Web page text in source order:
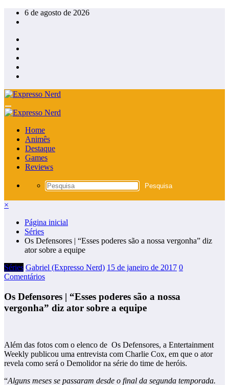
Pular
para
conteúdo
6 de agosto de 2026
Home
Animês
Destaque
Games
Reviews
×
Página inicial
Séries
Os Defensores | “Esses poderes são a nossa vergonha” diz
ator sobre a equipe
Séries Gabriel (Expresso Nerd) 15 de janeiro de 2017 0
Comentários
Os Defensores | “Esses poderes são a nossa
vergonha” diz ator sobre a equipe
Além das fotos com o elenco de Os Defensores, a Entertainment
Weekly publicou uma entrevista com Charlie Cox, em que o ator
revela como será o Demolidor na série do time de heróis.
“Alguns meses se passaram desde o final da segunda temporada.